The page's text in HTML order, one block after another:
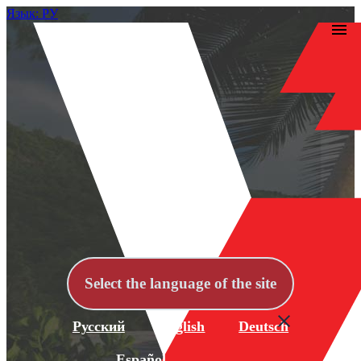
Язык: РУ
Select the language of the site
Русский English Deutsch